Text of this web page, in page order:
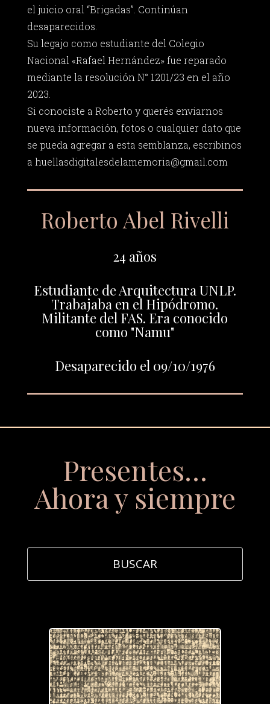
el juicio oral “Brigadas”. Continúan
desaparecidos.
Su legajo como estudiante del Colegio
Nacional «Rafael Hernández» fue reparado
mediante la resolución N° 1201/23 en el año
2023.
Si conociste a Roberto y querés enviarnos
nueva información, fotos o cualquier dato que
se pueda agregar a esta semblanza, escribinos
a huellasdigitalesdelamemoria@gmail.com
Roberto Abel Rivelli
24 años
Estudiante de Arquitectura UNLP.
Trabajaba en el Hipódromo.
Militante del FAS. Era conocido
como "Namu"
Desaparecido el 09/10/1976
Presentes…
Ahora y siempre